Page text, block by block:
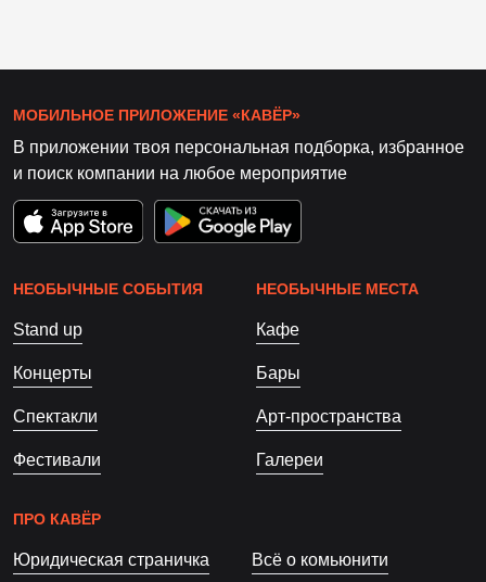
МОБИЛЬНОЕ ПРИЛОЖЕНИЕ «КАВЁР»
В приложении твоя персональная подборка, избранное
и поиск компании на любое мероприятие
НЕОБЫЧНЫЕ СОБЫТИЯ
Stand up
Концерты
Спектакли
Фестивали
НЕОБЫЧНЫЕ МЕСТА
Кафе
Бары
Арт-пространства
Галереи
ПРО КАВЁР
Юридическая страничка Всё о комьюнити